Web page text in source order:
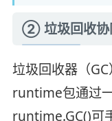
② 垃圾回收协
垃圾回收器（
runtime包通过
runtime.GC()可